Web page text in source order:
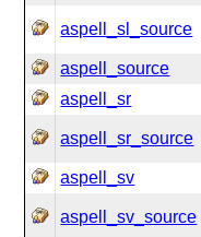
aspell_sl_source
aspell_source
aspell_sr
aspell_sr_source
aspell_sv
aspell_sv_source